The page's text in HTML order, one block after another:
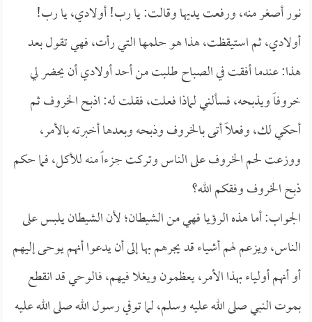
نور أصغر منه، ورفعت يديها وقالت: يا رب! أولادي، يا رب!
أولادي، ثم استيقظت، هذا هو حلمها التي رأت، فهي تقول بعد
هذا: عندما أفقت في الصباح طلبت من أحد أولادي أن يحضر لي
خروفاً ويذبحه، فسألني لماذا فعلت، فقلت له: اذبح الخروف ثم
أحكي لك، وفعلاً أتى بالخروف وذبحه وبعدها أخبرته بالأمر،
ووزعت لحم الخروف على الناس وتركت جزءاً منه للأكل، فما حكم
ذبح الخروف وفقكم الله؟
الجواب: أما هذه الرؤيا فهي من الشيطان؛ لأن الشيطان يلبس على
الناس، ويزعم لهم أشياء قد يجرهم بها إلى أن يدعوا أنهم يوحى إليهم
أو أنهم أولياء بهذا الأمر، يعظمون ويغلا فيهم، فالوحي قد انقطع
بموت النبي صلى الله عليه وسلم، لما توفي رسول الله صلى الله عليه